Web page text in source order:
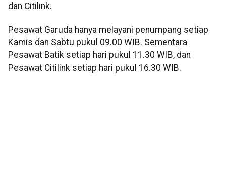
dan Citilink.
Pesawat Garuda hanya melayani penumpang setiap
Kamis dan Sabtu pukul 09.00 WIB. Sementara
Pesawat Batik setiap hari pukul 11.30 WIB, dan
Pesawat Citilink setiap hari pukul 16.30 WIB.